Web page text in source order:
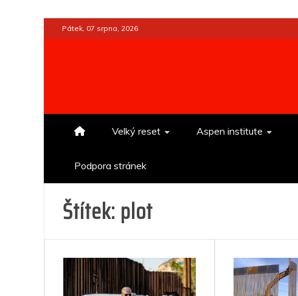
to
Pátek, 07 srpna, 2026
Velký reset Aspen institute
Podpora stránek
Štítek: plot